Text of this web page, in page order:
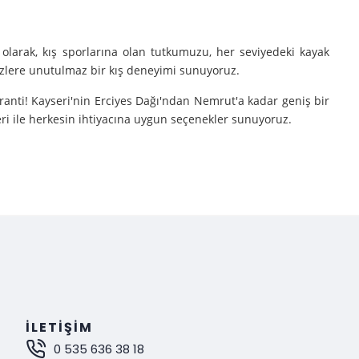
kış sporlarına olan tutkumuzu, her seviyedeki kayak
unutulmaz bir kış deneyimi sunuyoruz.
Kayseri'nin Erciyes Dağı'ndan Nemrut'a kadar geniş bir
ile herkesin ihtiyacına uygun seçenekler sunuyoruz.
çıkarıyoruz.
bir deneyim sunuyoruz.
İLETIŞIM
0 535 636 38 18